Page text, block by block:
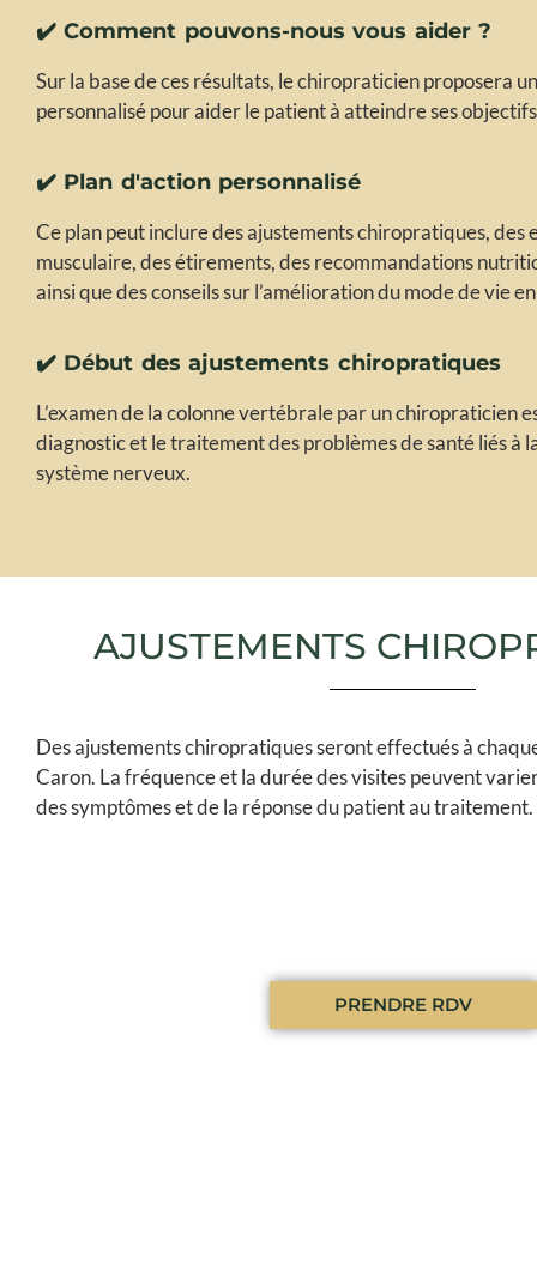
✔️ Comment pouvons-nous vous aider ?
Sur la base de ces résultats, le chiropraticien proposera
personnalisé pour aider le patient à atteindre ses
✔️ Plan d'action personnalisé
Ce plan peut inclure des ajustements chiropratiques, des
musculaire, des étirements, des recommandations
ainsi que des conseils sur l’amélioration du mode de vie
✔️ Début des ajustements chiropratiques
L’examen de la colonne vertébrale par un chiropraticien
diagnostic et le traitement des problèmes de santé liés à
système nerveux.
AJUSTEMENTS
Des ajustements chiropratiques seront effectués à
Caron. La fréquence et la durée des visites peuvent
des symptômes et de la réponse du patient au traitement.
PRENDRE RDV